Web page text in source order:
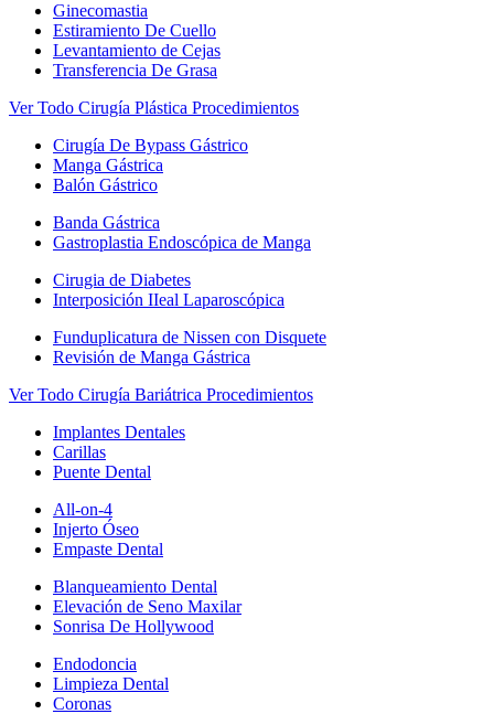
Ginecomastia
Estiramiento De Cuello
Levantamiento de Cejas
Transferencia De Grasa
Ver Todo Cirugía Plástica Procedimientos
Cirugía De Bypass Gástrico
Manga Gástrica
Balón Gástrico
Banda Gástrica
Gastroplastia Endoscópica de Manga
Cirugia de Diabetes
Interposición IIeal Laparoscópica
Funduplicatura de Nissen con Disquete
Revisión de Manga Gástrica
Ver Todo Cirugía Bariátrica Procedimientos
Implantes Dentales
Carillas
Puente Dental
All-on-4
Injerto Óseo
Empaste Dental
Blanqueamiento Dental
Elevación de Seno Maxilar
Sonrisa De Hollywood
Endodoncia
Limpieza Dental
Coronas